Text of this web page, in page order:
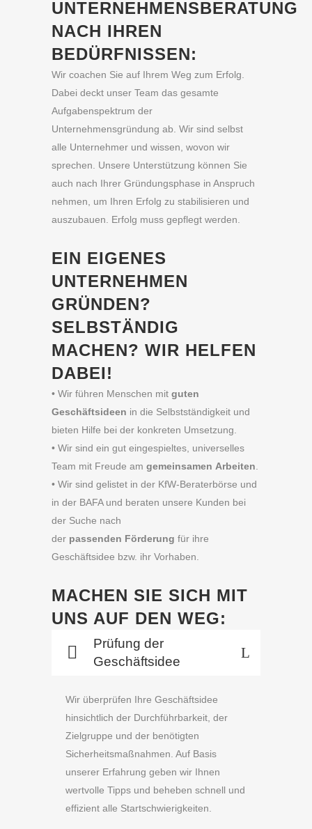
UNTERNEHMENSBERATUNG
NACH IHREN
BEDÜRFNISSEN:
Wir coachen Sie auf Ihrem Weg zum Erfolg.
Dabei deckt unser Team das gesamte
Aufgabenspektrum der
Unternehmensgründung ab. Wir sind selbst
alle Unternehmer und wissen, wovon wir
sprechen. Unsere Unterstützung können Sie
auch nach Ihrer Gründungsphase in Anspruch
nehmen, um Ihren Erfolg zu stabilisieren und
auszubauen. Erfolg muss gepflegt werden.
EIN EIGENES
UNTERNEHMEN
GRÜNDEN?
SELBSTÄNDIG
MACHEN? WIR HELFEN
DABEI!
• Wir führen Menschen mit guten
Geschäftsideen in die Selbstständigkeit und
bieten Hilfe bei der konkreten Umsetzung.
• Wir sind ein gut eingespieltes, universelles
Team mit Freude am gemeinsamen Arbeiten
• Wir sind gelistet in der KfW-Beraterbörse und
in der BAFA und beraten unsere Kunden bei
der Suche nach
der passenden Förderung für ihre
Geschäftsidee bzw. ihr Vorhaben.
MACHEN SIE SICH MIT
UNS AUF DEN WEG:
Prüfung der
Geschäftsidee
Wir überprüfen Ihre Geschäftsidee
hinsichtlich der Durchführbarkeit, der
Zielgruppe und der benötigten
Sicherheitsmaßnahmen. Auf Basis
unserer Erfahrung geben wir Ihnen
wertvolle Tipps und beheben schnell und
effizient alle Startschwierigkeiten.